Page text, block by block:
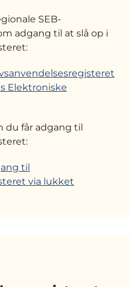
SEB-
adgang til at slå op i
Elektroniske
du får adgang til
til
via lukket